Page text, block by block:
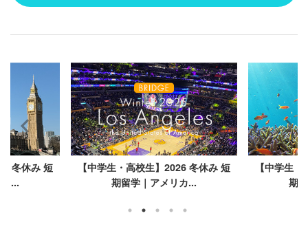
冬休み 短
...
【中学生・高校生】2026 冬休み 短
期留学｜アメリカ...
【中学生
期